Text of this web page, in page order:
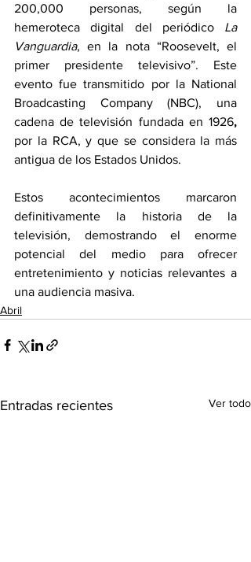
200,000 personas, según la
hemeroteca digital del periódico La
Vanguardia, en la nota “Roosevelt, el
primer presidente televisivo”. Este
evento fue transmitido por la National
Broadcasting Company (NBC), una
cadena de televisión fundada en 1926
por la RCA, y que se considera la más
antigua de los Estados Unidos.
Estos acontecimientos marcaron
definitivamente la historia de la
televisión, demostrando el enorme
potencial del medio para ofrecer
entretenimiento y noticias relevantes a
una audiencia masiva.
Abril
Entradas recientes Ver todo